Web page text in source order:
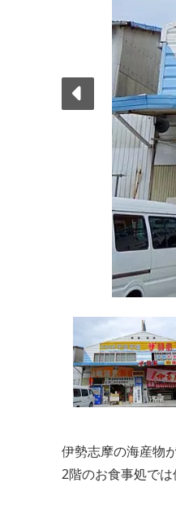
伊勢志摩の海産物
2階のお食事処で